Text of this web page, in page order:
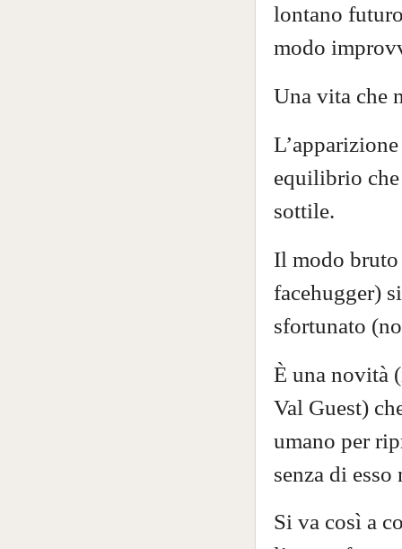
lontano
modo
Una vita che
equilibrio
sottile.
Il modo
facehugger)
sfortunato
È una novità
Val Guest)
umano per
senza di
Si va così a